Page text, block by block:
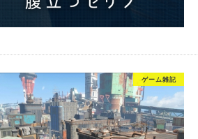
ゲーム雑記